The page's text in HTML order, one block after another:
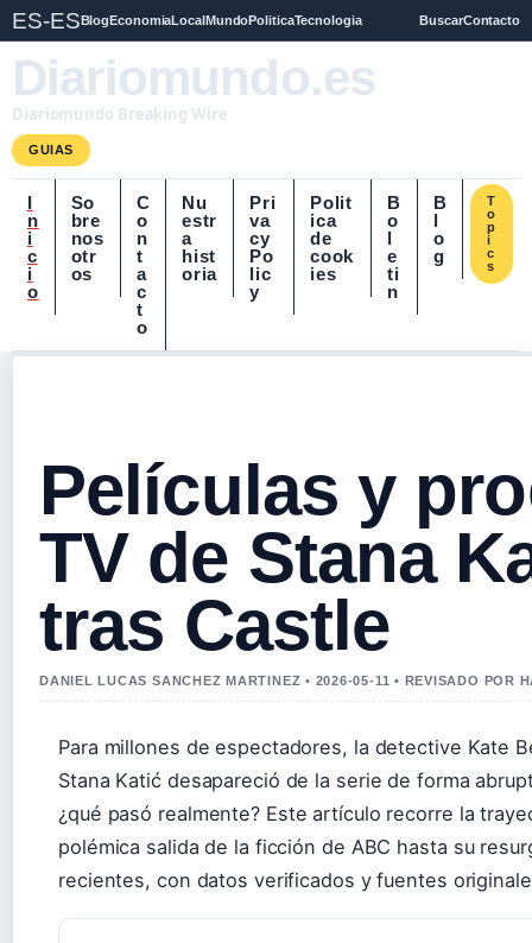
ES-ESBlogEconomiaLocalMundoPoliticaTecnologia BuscarContacto
Diariomundo.es
Diariomundo Breaking Wire
GUIAS
I
n
i
c
i
o
So
bre
nos
otr
os
C
o
n
t
a
c
t
o
Nu
estr
a
hist
oria
Pri
va
cy
Po
lic
y
Polit
ica
de
cook
ies
B
o
l
e
ti
n
B
l
o
g
T
o
p
i
c
s
Películas y
TV de Stana
tras Castle
DANIEL LUCAS SANCHEZ MARTINEZ • 2026-05-11 • REVISADO POR
Para millones de espectadores, la detective Kate
Stana Katić desapareció de la serie de forma
¿qué pasó realmente? Este artículo recorre la
polémica salida de la ficción de ABC hasta su
recientes, con datos verificados y fuentes